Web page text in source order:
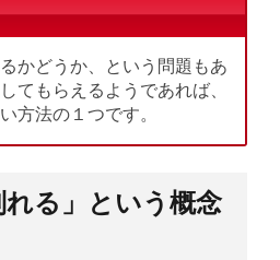
かどうか、という問題もあ
てもらえるようであれば、
方法の１つです。
る」という概念